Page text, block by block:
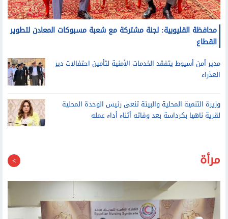
مدير أمن أسيوط يتفقد الخدمات الأمنية لتأمين احتفالات دير
العذراء
وزيرة التنمية المحلية والبيئة تنعى رئيس الوحدة المحلية
لقرية ناهيا بكرداسة بعد وفاته أثناء أداء عمله
مرأة